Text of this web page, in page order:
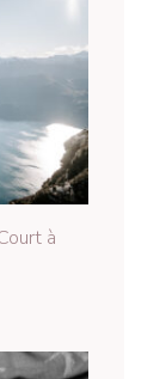
à